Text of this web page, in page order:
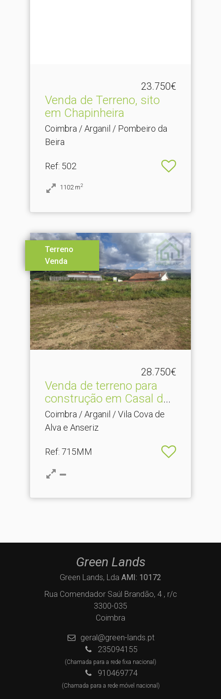
23.750€
Venda de Terreno, sito
em Chapinheira
Coimbra / Arganil / Pombeiro da
Beira
Ref: 502
1102 m2
Terreno
Venda
28.750€
Venda de terreno para
construção em Casal de .​
..
Coimbra / Arganil / Vila Cova de
Alva e Anseriz
Ref: 715MM
Green Lands
Green Lands, Lda AMI: 10172
Rua Comendador Saúl Brandão, 4 , r/c
3300-035
Coimbra
geral@green-lands.pt
235094155
(Chamada para a rede fixa nacional)
910469774
(Chamada para a rede móvel nacional)